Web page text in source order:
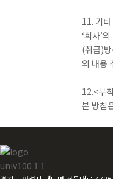
11. 기타
‘회사’
(취급)
의 내용
12.<부
본 방침